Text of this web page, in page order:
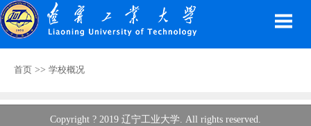
首页 >> 学校概况
Copyright ? 2019 辽宁工业大学. All rights reserved.